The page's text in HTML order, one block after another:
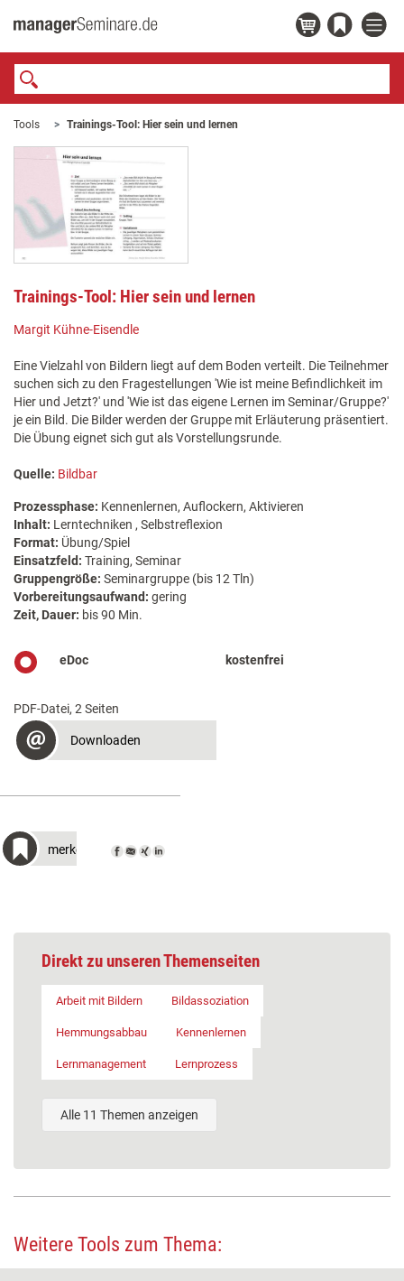
Tools Trainings-Tool: Hier sein und lernen
Trainings-Tool: Hier sein und lernen
Margit Kühne-Eisendle
Eine Vielzahl von Bildern liegt auf dem Boden verteilt. Die Teilnehmer
suchen sich zu den Fragestellungen 'Wie ist meine Befindlichkeit im
Hier und Jetzt?' und 'Wie ist das eigene Lernen im Seminar/Gruppe?'
je ein Bild. Die Bilder werden der Gruppe mit Erläuterung präsentiert.
Die Übung eignet sich gut als Vorstellungsrunde.
Quelle: Bildbar
Prozessphase: Kennenlernen, Auflockern, Aktivieren
Inhalt: Lerntechniken , Selbstreflexion
Format: Übung/Spiel
Einsatzfeld: Training, Seminar
Gruppengröße: Seminargruppe (bis 12 Tln)
Vorbereitungsaufwand: gering
Zeit, Dauer: bis 90 Min.
eDoc kostenfrei
PDF-Datei, 2 Seiten
Downloaden
merken
Direkt zu unseren Themenseiten
Arbeit mit Bildern Bildassoziation
Hemmungsabbau Kennenlernen
Lernmanagement Lernprozess
Alle 11 Themen anzeigen
Weitere Tools zum Thema: